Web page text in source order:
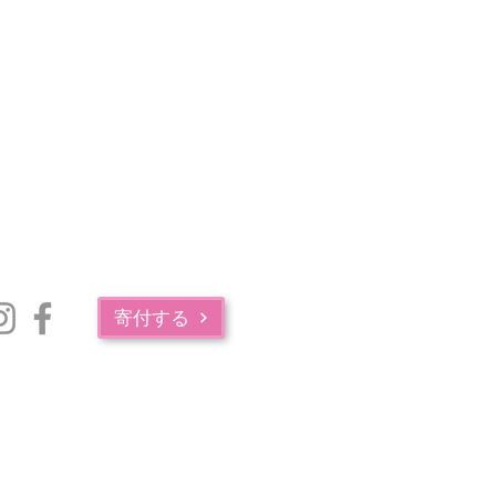
寄付する